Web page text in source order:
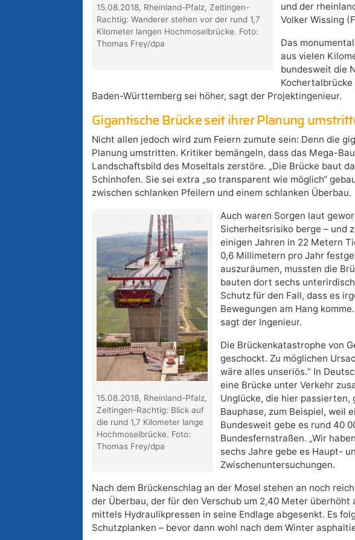
15.08.2018, Rheinland-Pfalz, Zeltingen-
Rachtig: Wanderer stehen vor der rund 1,7
Kilometer langen Hochmoselbrücke. Foto:
Thomas Frey/dpa
und der
Volker Wissing
Das
aus vielen
bundesweit die
Baden-Württemberg sei höher, sagt der Projektingenieur.
Gigantische Brücke seit ihrer Planung
Nicht allen jedoch wird zum Feiern zumute sein: Denn die
Planung umstritten. Kritiker bemängeln, dass das Mega-
Landschaftsbild des Moseltals zerstöre. „Die Brücke baut
Schinhofen. Sie sei extra „so transparent wie möglich“
zwischen schlanken Pfeilern und einem schlanken Überbau.
15.08.2018, Rheinland-Pfalz,
Zeltingen-Rachtig: Blick auf
die rund 1,7 Kilometer lange
Hochmoselbrücke. Foto:
Thomas Frey/dpa
Auch waren Sorgen laut
Sicherheitsrisiko berge – und
einigen Jahren in 22 Metern
0,6 Millimetern pro Jahr
auszuräumen, mussten die
bauten dort sechs
Schutz für den Fall, dass es
Bewegungen am Hang
sagt der Ingenieur.
Die Brückenkatastrophe von
geschockt. Zu möglichen
wäre alles unseriös.“ In
eine Brücke unter Verkehr
Unglücke, die hier passierten,
Bauphase, zum Beispiel, weil
Bundesweit gebe es rund 40
Bundesfernstraßen. „Wir
sechs Jahre gebe es Haupt-
Zwischenuntersuchungen.
Nach dem Brückenschlag an der Mosel stehen an noch
der Überbau, der für den Verschub um 2,40 Meter überhöht
mittels Hydraulikpressen in seine Endlage abgesenkt. Es
Schutzplanken – bevor dann wohl nach dem Winter